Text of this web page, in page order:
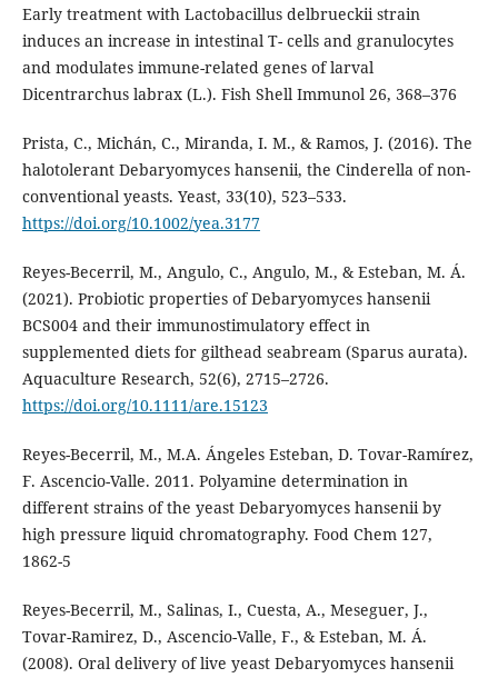
Early treatment with Lactobacillus delbrueckii strain
induces an increase in intestinal T- cells and granulocytes
and modulates immune-related genes of larval
Dicentrarchus labrax (L.). Fish Shell Immunol 26, 368–376
Prista, C., Michán, C., Miranda, I. M., & Ramos, J. (2016). The
halotolerant Debaryomyces hansenii, the Cinderella of non-
conventional yeasts. Yeast, 33(10), 523–533.
https://doi.org/10.1002/yea.3177
Reyes-Becerril, M., Angulo, C., Angulo, M., & Esteban, M. Á.
(2021). Probiotic properties of Debaryomyces hansenii
BCS004 and their immunostimulatory effect in
supplemented diets for gilthead seabream (Sparus aurata).
Aquaculture Research, 52(6), 2715–2726.
https://doi.org/10.1111/are.15123
Reyes-Becerril, M., M.A. Ángeles Esteban, D. Tovar-Ramírez,
F. Ascencio-Valle. 2011. Polyamine determination in
different strains of the yeast Debaryomyces hansenii by
high pressure liquid chromatography. Food Chem 127,
1862-5
Reyes-Becerril, M., Salinas, I., Cuesta, A., Meseguer, J.,
Tovar-Ramirez, D., Ascencio-Valle, F., & Esteban, M. Á.
(2008). Oral delivery of live yeast Debaryomyces hansenii